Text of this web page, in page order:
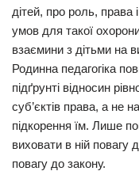
дітей, про роль, права
умов для такої
взаємини з дітьми на
Родинна педагогіка
підґрунті відносин
суб’єктів права, а не
підкорення їм. Лише
виховати в ній
повагу до закону.